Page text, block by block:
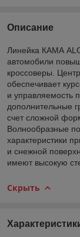
Описание
Линейка КАМА
автомобили
кроссоверы.
обеспечивает
и управляемость
дополнительные
счет сложной
Волнообразные
характеристики
и снежной
имеют высокую
Скрыть